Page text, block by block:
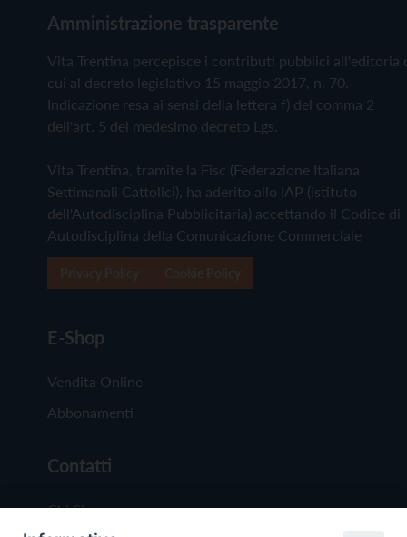
Amministrazione trasparente
Vita Trentina percepisce i contributi pubblici all'editoria
cui al decreto legislativo 15 maggio 2017, n. 70.
Indicazione resa ai sensi della lettera f) del comma 2
dell'art. 5 del medesimo decreto Lgs.
Vita Trentina, tramite la Fisc (Federazione Italiana
Settimanali Cattolici), ha aderito allo IAP (Istituto
dell'Autodisciplina Pubblicitaria) accettando il Codice di
Autodisciplina della Comunicazione Commerciale
E-Shop
Vendita Online
Abbonamenti
Contatti
Chi Siamo